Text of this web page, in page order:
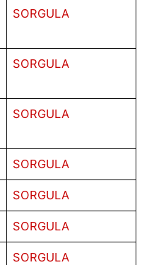
SORGULA
SORGULA
SORGULA
SORGULA
SORGULA
SORGULA
SORGULA